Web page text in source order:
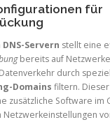
für
DNS-Servern stellt eine
bereits auf
durch
Domains filtern.
zusätzliche Software im
Netzwerkeinstellungen